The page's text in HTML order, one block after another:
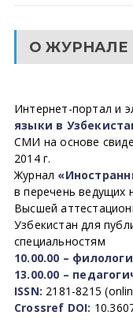
О ЖУРНАЛЕ
Интернет-портал и
языки в
СМИ на основе
2014 г.
Журнал
в перечень ведущих
Высшей
Узбекистан для
специальностям
10.00.00 –
13.00.00 –
ISSN: 2181-8215
Crossref DOI: